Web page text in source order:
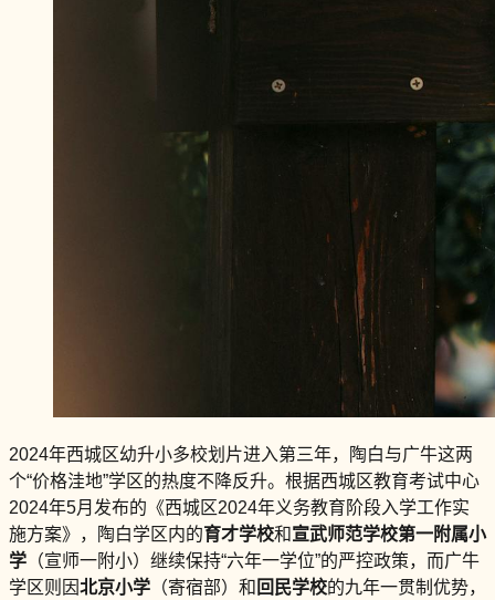
2024年西城区幼升小多校划片进入第三年，陶白与广牛这两
个“价格洼地”学区的热度不降反升。根据西城区教育考试中心
2024年5月发布的《西城区2024年义务教育阶段入学工作实
施方案》，陶白学区内的育才学校和宣武师范学校第一附属小
学 （宣师一附小）继续保持“六年一学位”的严控政策，而广牛
学区则因北京小学 （寄宿部）和 回民学校的九年一贯制优势，